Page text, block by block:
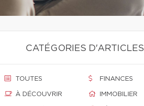
CATÉGORIES D'ARTICLES
TOUTES
À DÉCOUVRIR
FINANCES
IMMOBILIER